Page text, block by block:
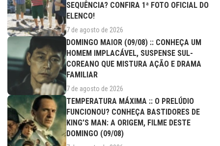
SEQUÊNCIA? CONFIRA 1ª FOTO OFICIAL DO
ELENCO!
7 de agosto de 2026
DOMINGO MAIOR (09/08) :: CONHEÇA UM
HOMEM IMPLACÁVEL, SUSPENSE SUL-
COREANO QUE MISTURA AÇÃO E DRAMA
FAMILIAR
7 de agosto de 2026
TEMPERATURA MÁXIMA :: O PRELÚDIO
FUNCIONOU? CONHEÇA BASTIDORES DE
KING’S MAN: A ORIGEM, FILME DESTE
DOMINGO (09/08)